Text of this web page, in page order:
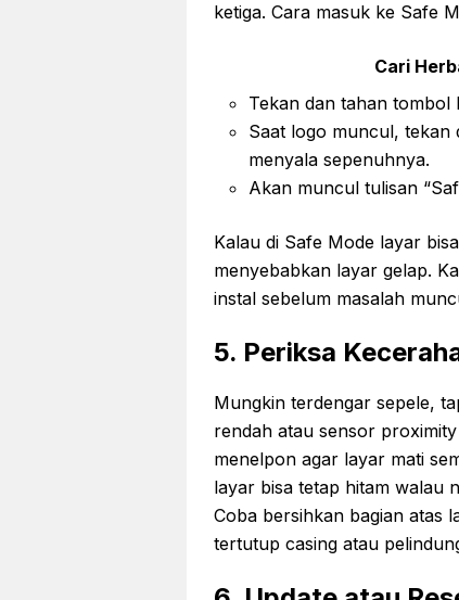
ketiga. Cara masuk ke Safe
Cari
Tekan dan tahan tombol
Saat logo muncul, tekan
menyala sepenuhnya.
Akan muncul tulisan
Kalau di Safe Mode layar
menyebabkan layar gelap.
instal sebelum masalah
5. Periksa
Mungkin terdengar sepele,
rendah atau sensor
menelpon agar layar mati
layar bisa tetap hitam walau
Coba bersihkan bagian atas
tertutup casing atau